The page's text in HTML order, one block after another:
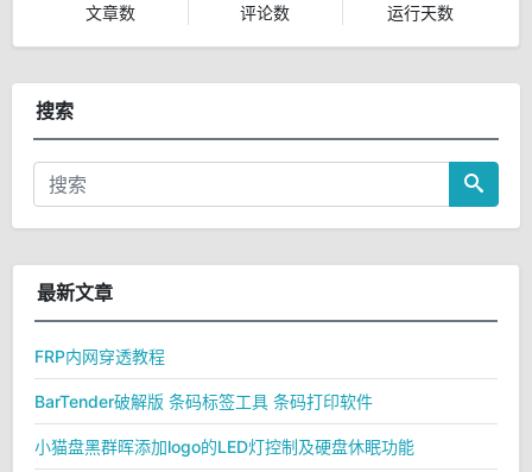
文章数 评论数 运行天数
搜索
最新文章
FRP内网穿透教程
BarTender破解版 条码标签工具 条码打印软件
小猫盘黑群晖添加logo的LED灯控制及硬盘休眠功能